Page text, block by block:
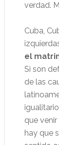
verdad.
Cuba,
el
Si son
de las
que
hay que